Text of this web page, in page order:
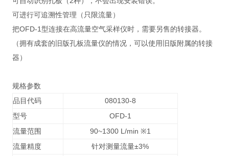
可进行可追溯性管理（只限流量）
把OFD-1型连接在高流量空气采样仪时，需要另售的转接器。
（拥有成套的旧版孔板流量仪的情况，可以使用旧版附属的转接
器）
规格参数
品目代码
080130-8
型号
OFD-1
流量范围
90~1300 L/min ※1
流量精度
针对测量流量±3%